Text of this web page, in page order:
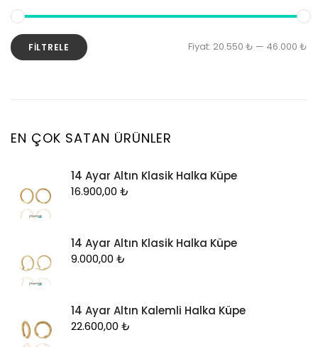
Küpe
Zincir
FILTRELE Fiyat: 20.550 ₺ — 46.000 ₺
EN ÇOK SATAN ÜRÜNLER
14 Ayar Altın Klasik Halka Küpe
16.900,00 ₺
14 Ayar Altın Klasik Halka Küpe
9.000,00 ₺
14 Ayar Altın Kalemli Halka Küpe
22.600,00 ₺